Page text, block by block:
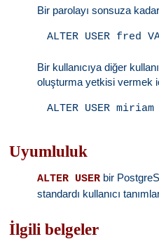
Bir parolayı sonsuza
Bir kullanıcıya diğer
oluşturma yetkisi vermek
Uyumluluk
ALTER USER bir
standardı kullanıcı
İlgili belgeler